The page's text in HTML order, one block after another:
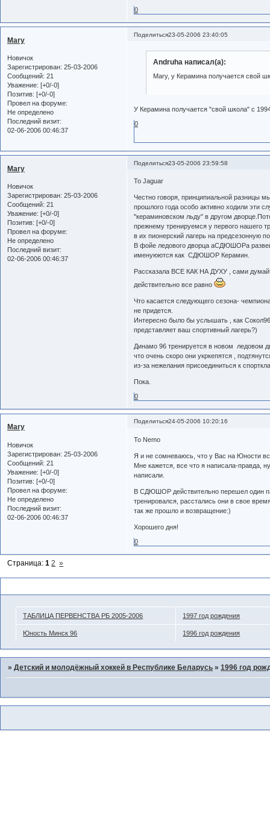
0
Поделиться23-05-2006 23:40:05
Mary
Новичок
Зарегистрирован: 25-03-2006
Сообщений: 21
Уважение: [+0/-0]
Позитив: [+0/-0]
Провел на форуме:
Не определено
Последний визит:
02-06-2006 00:46:37
Andruha написал(а):
Mary, у Керамина получается свой
У Керамина получается "свой школа" с
0
Поделиться23-05-2006 23:59:58
Mary
Новичок
Зарегистрирован: 25-03-2006
Сообщений: 21
Уважение: [+0/-0]
Позитив: [+0/-0]
Провел на форуме:
Не определено
Последний визит:
02-06-2006 00:46:37
To Jaguar
Честно говоря, принципиальной разницы
прошлого года особо активно ходили эти
"кераминовском льду" в другом
прежнему тренируемся у первого нашего
в их пионерский лагерь на предсезонную
В фойе ледового дворца аСДЮШОРа
именуюются как СДЮШОР Керамин.
Рассказала ВСЕ КАК НА ДУХУ , сами
действительно все равно
Что касается следующего сезона-
не придется.
Интересно было бы услышать , как
представляет ваш спортивный лагерь?)
Динамо 96 тренируется в новом ледовом
что очень скоро они укркепятся ,
из-за нежелания присоединиться к
Пока.
0
Поделиться24-05-2006 10:20:16
Mary
Новичок
Зарегистрирован: 25-03-2006
Сообщений: 21
Уважение: [+0/-0]
Позитив: [+0/-0]
Провел на форуме:
Не определено
Последний визит:
02-06-2006 00:46:37
To Nemo
Я и не сомневаюсь, что у Вас на Юности
Мне кажется, все что я написала-правда,
написали.
В СДЮШОР действительно перешел один
тренировался, расстались они в свое
так же прошло и возвращение:)
Хорошего дня!
0
Страница:1 2 »
ТАБЛИЦА ПЕРВЕНСТВА РБ 2005-2006 1997 год рождения
Юность Минск 96 1996 год рождения
»Детский и молодёжный хоккей в Республике Беларусь »1996 год